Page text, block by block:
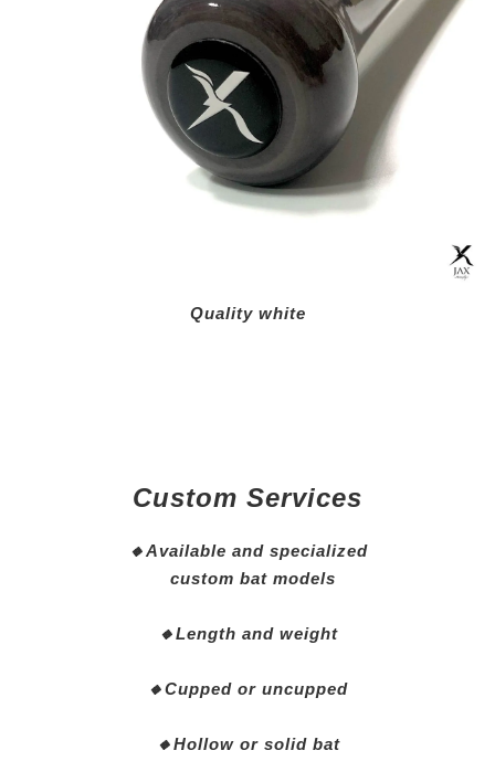
Quality white
Custom Services
🔸Available and specialized
custom bat models
🔸Length and weight
🔸Cupped or uncupped
🔸Hollow or solid bat